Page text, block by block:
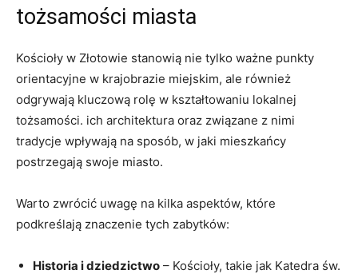
tożsamości miasta
Kościoły ​w Złotowie ⁣stanowią nie tylko ważne punkty
orientacyjne ⁤w krajobrazie miejskim, ale również
odgrywają kluczową rolę w kształtowaniu ‍lokalnej
tożsamości. ich‍ architektura ‍oraz związane z nimi
tradycje wpływają na⁤ sposób, w jaki mieszkańcy
postrzegają swoje miasto.
Warto zwrócić uwagę na ‌kilka aspektów,⁣ które
podkreślają znaczenie tych zabytków:
Historia i ​dziedzictwo – Kościoły,​ takie ⁢jak Katedra św.